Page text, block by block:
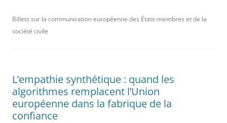
Billets sur la communication européenne des États-membres et de la
société civile
L’empathie synthétique : quand les
algorithmes remplacent l’Union
européenne dans la fabrique de la
confiance